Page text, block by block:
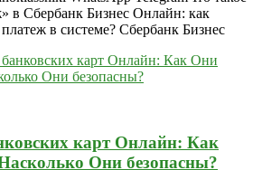
в Сбербанк Бизнес Онлайн: как
в системе? Сбербанк Бизнес
карт Онлайн: Как
Они безопасны?